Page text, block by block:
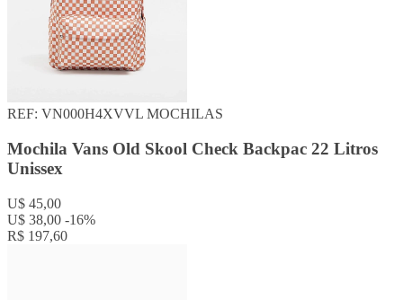
REF: VN000H4XVVL MOCHILAS
Mochila Vans Old Skool Check Backpac 22 Litros
Unissex
U$ 45,00
U$ 38,00 -16%
R$ 197,60